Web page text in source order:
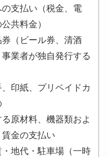
支払い（税金、電
共料金）
券（ビール券、清酒
業者が独自発行する
印紙、プリペイドカ
原材料、機器類およ
金の支払い
地代・駐車場（一時